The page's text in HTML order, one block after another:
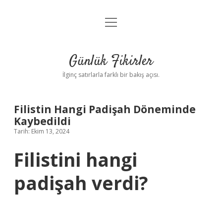
Anasayfa
Yasal Uyarı
menüyü
Günlük Fikirler
İlginç satırlarla farklı bir bakış açısı.
Filistin Hangi Padişah Döneminde
Kaybedildi
Tarih: Ekim 13, 2024
Filistini hangi
padişah verdi?